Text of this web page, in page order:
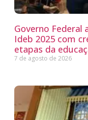
Governo Federal
Ideb 2025 com
etapas da
7 de agosto de 2026